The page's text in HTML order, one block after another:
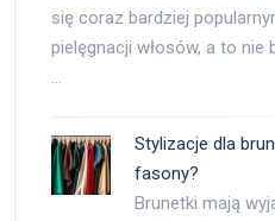
się coraz bardziej
pielęgnacji włosów, a to nie
…
Stylizacje dla
fasony?
Brunetki mają